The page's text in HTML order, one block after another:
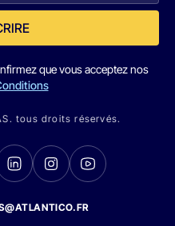
que vous acceptez nos
tous droits réservés.